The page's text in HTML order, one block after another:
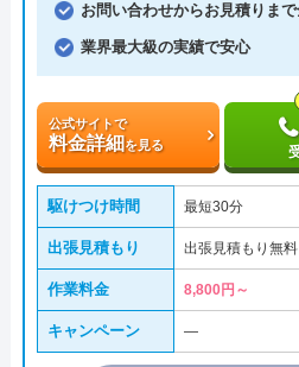
お問い合わせからお見積りま
業界最大級の実績で安心
公式サイトで
料金詳細を見る
駆けつけ時間 最短30分
出張見積もり 出張見積もり無料
作業料金 8,800円～
キャンペーン ―